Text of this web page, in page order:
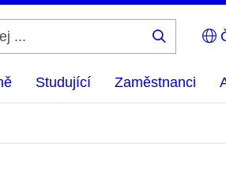
Studující Zaměstnanci